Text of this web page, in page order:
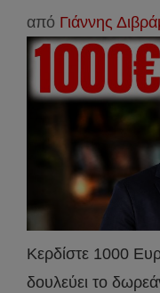
από Γιάννης
Κερδίστε 1000
δουλεύει το